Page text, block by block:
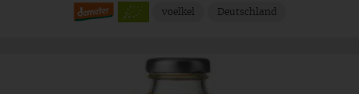
voelkel Deutschland